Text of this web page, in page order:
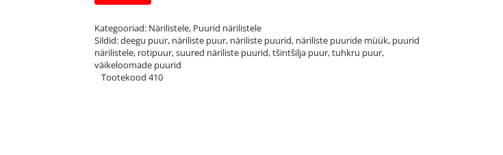
Kategooriad: Närilistele, Puurid närilistele
Sildid:deegu puur, näriliste puur, näriliste puurid, näriliste puuride müük, puurid
närilistele, rotipuur,suured näriliste puurid,tšintšilja puur,tuhkru puur,
väikeloomade puurid
Tootekood 410